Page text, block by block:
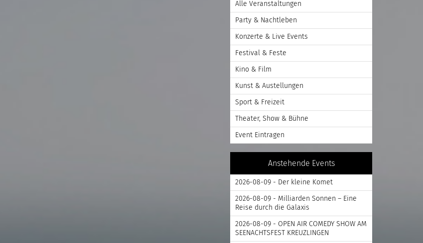
Alle Veranstaltungen
Party & Nachtleben
Konzerte & Live Events
Festival & Feste
Kino & Film
Kunst & Austellungen
Sport & Freizeit
Theater, Show & Bühne
Event Eintragen
Anstehende Events
2026-08-09 - Der kleine Komet
2026-08-09 - Milliarden Sonnen – Eine
Reise durch die Galaxis
2026-08-09 - OPEN AIR COMEDY SHOW AM
SEENACHTSFEST KREUZLINGEN